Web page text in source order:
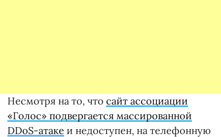
Несмотря на то, что сайт ассоциации
«Голос» подвергается массированной
DDoS-атаке и недоступен, на телефонную